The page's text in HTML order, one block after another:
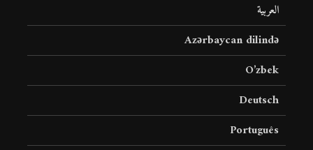
العربية
Azərbaycan dilində
O’zbek
Deutsch
Português